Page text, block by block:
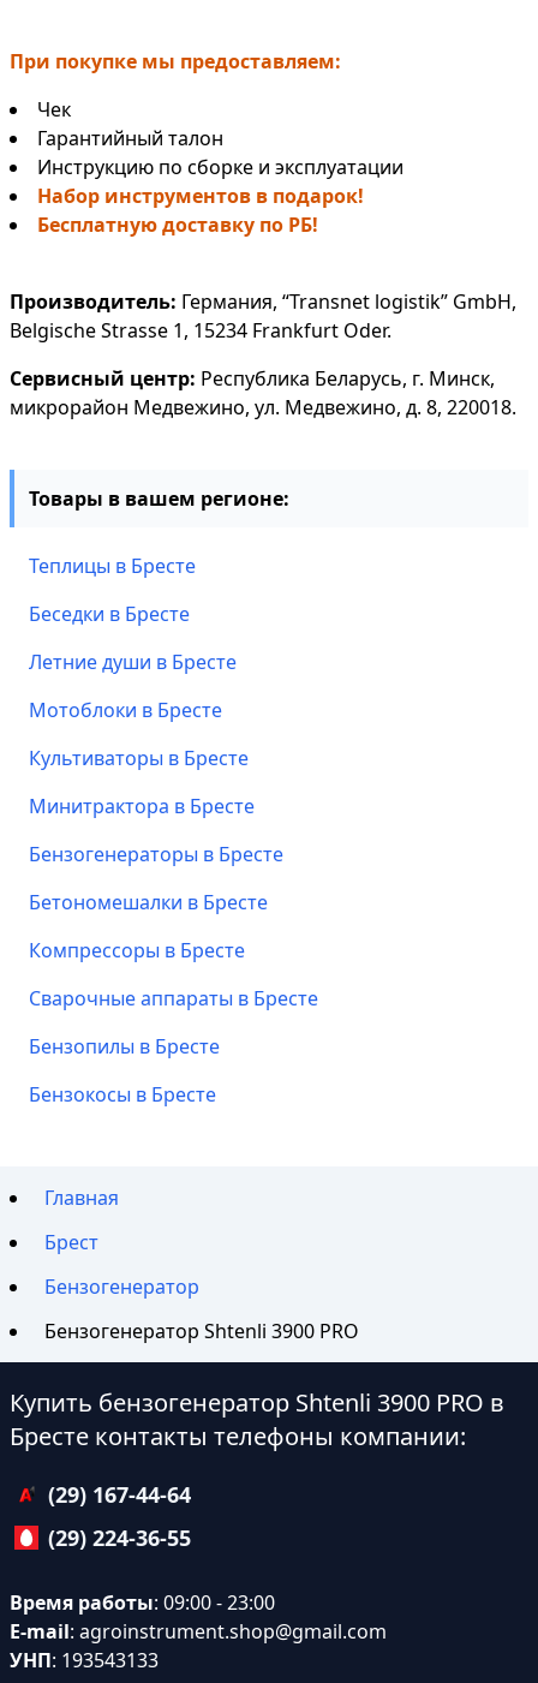
При покупке мы предоставляем:
Чек
Гарантийный талон
Инструкцию по сборке и эксплуатации
Набор инструментов в подарок!
Бесплатную доставку по РБ!
Производитель: Германия, “Transnet logistik” GmbH,
Belgische Strasse 1, 15234 Frankfurt Oder.
Сервисный центр: Республика Беларусь, г. Минск,
микрорайон Медвежино, ул. Медвежино, д. 8, 220018.
Товары в вашем регионе:
Теплицы в Бресте
Беседки в Бресте
Летние души в Бресте
Мотоблоки в Бресте
Культиваторы в Бресте
Минитрактора в Бресте
Бензогенераторы в Бресте
Бетономешалки в Бресте
Компрессоры в Бресте
Сварочные аппараты в Бресте
Бензопилы в Бресте
Бензокосы в Бресте
Главная
Брест
Бензогенератор
Бензогенератор Shtenli 3900 PRO
Купить бензогенератор Shtenli 3900 PRO в
Бресте контакты телефоны компании:
(29) 167-44-64
(29) 224-36-55
Время работы: 09:00 - 23:00
E-mail: agroinstrument.shop@gmail.com
УНП: 193543133